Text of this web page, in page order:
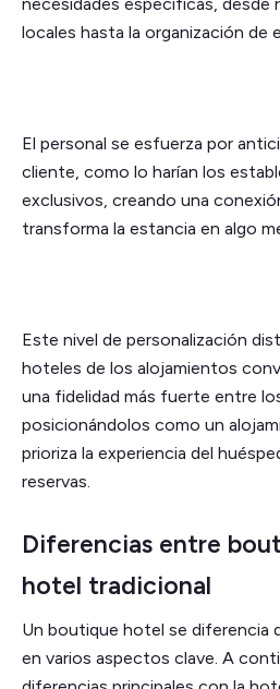
locales hasta la organización de
El personal se esfuerza por
cliente, como lo harían los
exclusivos, creando una
transforma la estancia en algo
Este nivel de personalización
hoteles de los alojamientos
una fidelidad más fuerte entre
posicionándolos como un
prioriza la experiencia del
reservas.
Diferencias entre
hotel tradicional
Un boutique hotel se diferencia
en varios aspectos clave. A